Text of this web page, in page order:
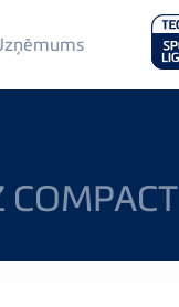
COMPACT